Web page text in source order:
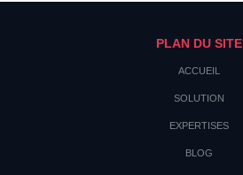
PLAN DU SITE
ACCUEIL
SOLUTION
EXPERTISES
BLOG